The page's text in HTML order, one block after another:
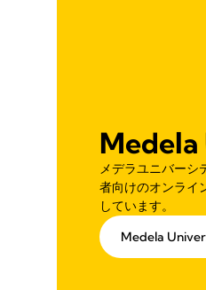
メデラユニバーシ
者向けのオンライ
しています。
Medela